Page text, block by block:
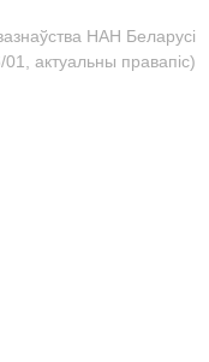
НАН Беларусі
01, актуальны правапіс)